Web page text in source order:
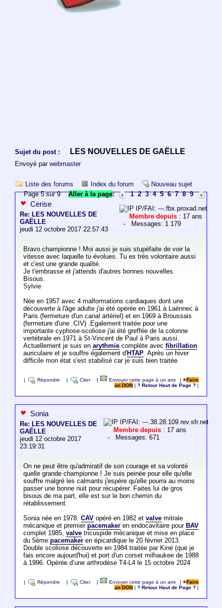
Sujet du post : LES NOUVELLES DE GAËLLE
Envoyé par webmaster
Liste des forums Index du forum
Nouveau sujet
Page 5 sur 9Aller à la page: 1 2 3 4 5 6 7 8 9
Cerise
Re: LES NOUVELLES DE
GAËLLE
jeudi 12 octobre 2017 22:57:43
IP/FAI: ---.fbx.proxad.net
Membre depuis : 17 ans
- Messages: 1 179
Bravo championne ! Moi aussi je suis stupéfaite de voir la
vitesse avec laquelle tu évolues. Tu es très volontaire aussi
et c'est une grande qualité.
Je t'embrasse et j'attends d'autres bonnes nouvelles.
Bisous.
Sylvie
Née en 1957 avec 4 malformations cardiaques dont une
découverte à l'âge adulte j'ai été opérée en 1961 à Laënnec à
Paris (fermeture d'un canal artériel) et en 1969 à Broussais
(fermeture d'une .CIV) .Egalement traitée pour une
importante cyphose-scoliose j'ai été greffée de la colonne
vertébrale en 1971 à St-Vincent de Paul à Paris aussi.
Actuellement je suis en arythmiecomplète avec fibrillation
auriculaire et je souffre également d'HTAP. Après un hiver
difficile mon état s'est stabilisé car je suis bien traitée.
Répondre Citer Envoyer cette page à un ami |
Faire
un DON
|? Retour Haut de Page ?
Sonia
Re: LES NOUVELLES DE
GAËLLE
jeudi 12 octobre 2017
23:19:31
IP/FAI: ---.38.28.109.rev.sfr.net
Membre depuis : 17 ans
- Messages: 671
On ne peut être qu'admiratif de son courage et sa volonté
quelle grande championne ! Je suis peinée pour elle qu'elle
souffre malgré les calmants j'espère qu'elle pourra au moins
passer une bonne nuit pour récupérer. Faites lui de gros
bisous de ma part, elle est sur le bon chemin du
rétablissement.
Sonia née en 1978. CAVopéré en 1982 et valvemitrale
mécanique et premier pacemakeren endocavitaire pour BAV
complet 1985, valvetricuspide mécanique et mise en place
du 5ème pacemakeren épicardique le 20 février 2013.
Double scoliose découverte en 1984 traitée par Kiné (que je
fais encore aujourd'hui) et port d'un corset milhaukee de 1988
à 1996. Opérée d’une arthrodèse T4-L4 le 15 octobre 2024
Répondre Citer Envoyer cette page à un ami |
Faire
un DON
|? Retour Haut de Page ?